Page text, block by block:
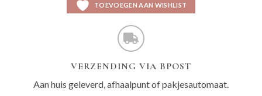
TOEVOEGEN AAN WISHLIST
VERZENDING VIA BPOST
Aan huis geleverd, afhaalpunt of pakjesautomaat.